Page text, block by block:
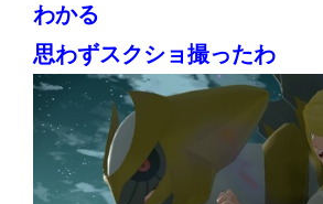
わかる
思わずスクショ撮ったわ